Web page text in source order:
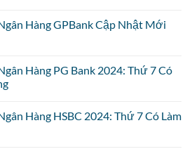
Hàng GPBank Cập Nhật Mới
Hàng PG Bank 2024: Thứ 7 Có
Hàng HSBC 2024: Thứ 7 Có Làm